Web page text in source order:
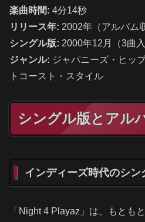
楽曲時間: 4分14秒
リリース年: 2002年（アルバム
シングル版: 2000年12月（3曲
ジャンル: ジャパニーズ・ヒッ
トコースト・スタイル
シングル版とアル
インディーズ時代のシン
「Night 4 Playaz」は、もとも